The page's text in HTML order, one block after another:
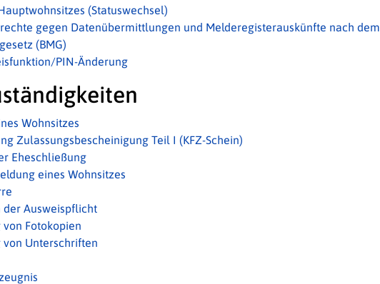
(Statuswechsel)
gegen Datenübermittlungen und Melderegisterauskünfte nach dem
(BMG)
PIN-Änderung
Wohnsitzes
Zulassungsbescheinigung Teil I (KFZ-Schein)
Eheschließung
eines Wohnsitzes
der Ausweispflicht
Fotokopien
von Unterschriften